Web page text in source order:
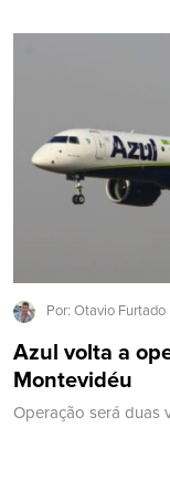
Por: Otavio Furtado
Azul volta a
Montevidéu
Operação será duas